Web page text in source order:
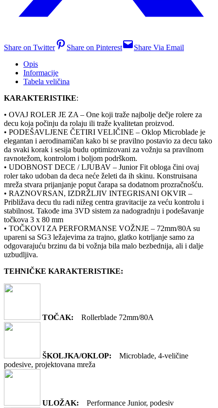
Share on Twitter Share on Pinterest
Share Via Email
Opis
Informacije
Tabela veličina
KARAKTERISTIKE:
• OVAJ ROLER JE ZA – One koji traže najbolje dečje rolere za
decu koja počinju da rolaju ili traže kvalitetan proizvod.
• PODEŠAVLJENE ČETIRI VELIČINE – Oklop Microblade je
elegantan i aerodinamičan kako bi se pravilno postavio za decu tako
da svaki korak i sesija budu optimizovani za vožnju sa pravilnom
ravnotežom, kontrolom i boljom podrškom.
• UDOBNOST DECE / LJUBAV – Junior Fit obloga čini ovaj
roler tako udoban da deca neće želeti da ih skinu. Konstruisana
mreža stvara prijanjanje poput čarapa sa dodatnom prozračnošću.
• RAZNOVRSAN, IZDRŽLJIV INTEGRISANI OKVIR –
Približava decu tlu radi nižeg centra gravitacije za veću kontrolu i
stabilnost. Takođe ima 3VD sistem za nadogradnju i podešavanje
točkova 3 x 80 mm
• TOČKOVI ZA PERFORMANSE VOŽNJE – 72mm/80A su
upareni sa SG3 ležajevima za trajno, glatko kotrljanje samo za
odgovarajuću brzinu da bi vožnja bila malo bezbednija, ali i dalje
uzbudljiva.
TEHNIČKE KARAKTERISTIKE:
TOČAK: Rollerblade 72mm/80A
ŠKOLJKA/OKLOP: Microblade, 4-veličine
podesive, projektovana mreža
ULOŽAK: Performance Junior, podesiv